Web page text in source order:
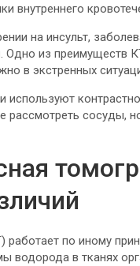
внутреннего
на инсульт,
Одно из преимуществ
в экстренных
рассмотреть сосуды,
по иному
водорода в тканях